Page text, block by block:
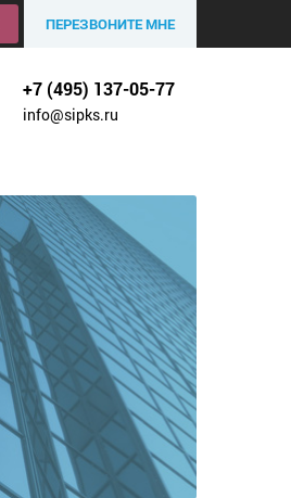
ПЕРЕЗВОНИТЕ МНЕ
+7 (495) 137-05-77
info@sipks.ru